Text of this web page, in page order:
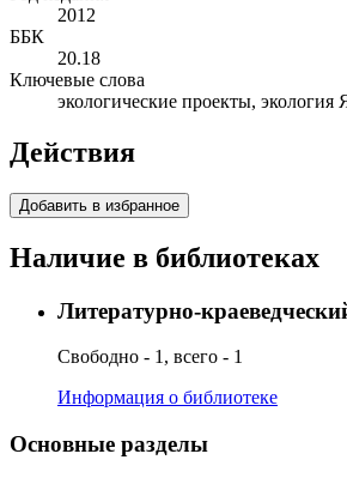
2012
ББК
20.18
Ключевые слова
экологические проекты,
Действия
Добавить в избранное
Наличие в библиотеках
Литературно-
Свободно - 1, всего - 1
Информация о библиотеке
Основные разделы